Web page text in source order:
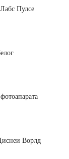
Пулсе
Ворлд